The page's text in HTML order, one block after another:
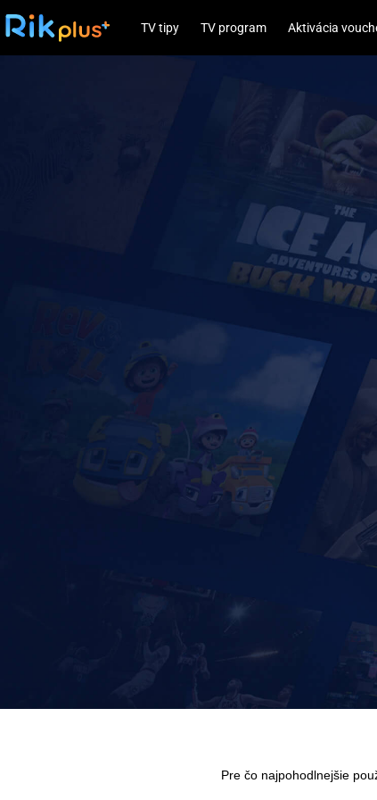
TV tipy TV program Aktivácia
Pre čo najpohodlnejšie